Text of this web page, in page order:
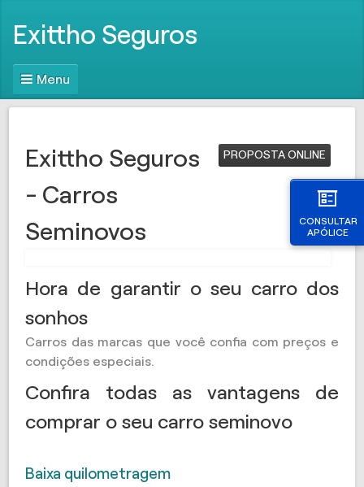
CONSULTAR
APÓLICE
Exittho Seguros
Menu
PROPOSTA ONLINE
Exittho Seguros
- Carros
Seminovos
Hora de garantir o seu carro dos
sonhos
Carros das marcas que você confia com preços e
condições especiais.
Confira todas as vantagens de
comprar o seu carro seminovo
Baixa quilometragem